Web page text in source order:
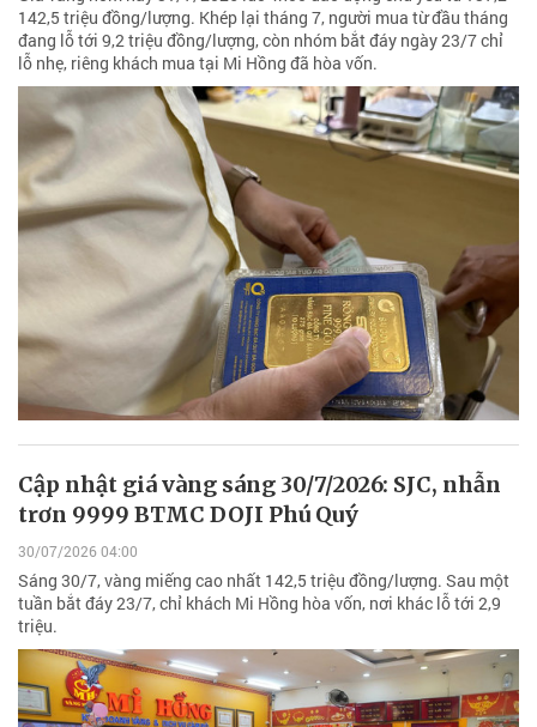
142,5 triệu đồng/lượng. Khép lại tháng 7, người mua từ đầu tháng
đang lỗ tới 9,2 triệu đồng/lượng, còn nhóm bắt đáy ngày 23/7 chỉ
lỗ nhẹ, riêng khách mua tại Mi Hồng đã hòa vốn.
Cập nhật giá vàng sáng 30/7/2026: SJC, nhẫn
trơn 9999 BTMC DOJI Phú Quý
30/07/2026 04:00
Sáng 30/7, vàng miếng cao nhất 142,5 triệu đồng/lượng. Sau một
tuần bắt đáy 23/7, chỉ khách Mi Hồng hòa vốn, nơi khác lỗ tới 2,9
triệu.